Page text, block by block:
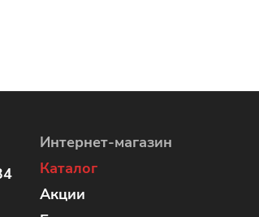
Интернет-магазин
Каталог
Акции